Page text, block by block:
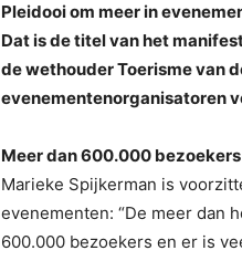
Pleidooi om meer in
Dat is de titel van het
de wethouder Toerisme van
evenementenorganisatoren
Meer dan 600.000 bezoekers
Marieke Spijkerman is
evenementen: “De meer dan
600.000 bezoekers en er is